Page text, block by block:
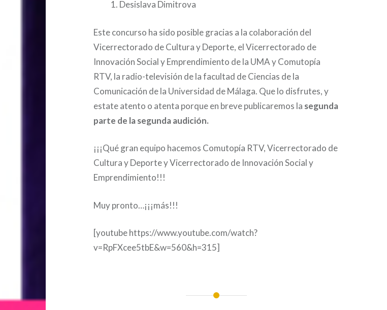
Desislava Dimitrova
Este concurso ha sido posible gracias a la colaboración del
Vicerrectorado de Cultura y Deporte, el Vicerrectorado de
Innovación Social y Emprendimiento de la UMA y Comutopía
RTV, la radio-televisión de la facultad de Ciencias de la
Comunicación de la Universidad de Málaga. Que lo disfrutes, y
estate atento o atenta porque en breve publicaremos la segunda
parte de la segunda audición.
¡¡¡Qué gran equipo hacemos Comutopía RTV, Vicerrectorado de
Cultura y Deporte y Vicerrectorado de Innovación Social y
Emprendimiento!!!
Muy pronto…¡¡¡más!!!
[youtube https://www.youtube.com/watch?
v=RpFXcee5tbE&w=560&h=315]
Navegación